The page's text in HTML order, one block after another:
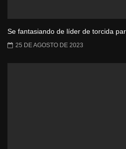
Se fantasiando de líder de torcida
25 DE AGOSTO DE 2023